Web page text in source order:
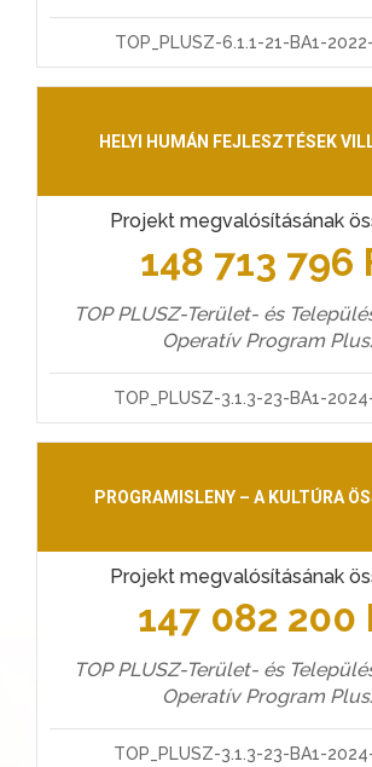
TOP_PLUSZ-6.1.1-21-BA1-
HELYI HUMÁN FEJLESZTÉSEK
Projekt megvalósításának
148 713 796
TOP PLUSZ-Terület- és
Operatív Program
TOP_PLUSZ-3.1.3-23-BA1-
PROGRAMISLENY – A KULTÚRA
Projekt megvalósításának
147 082 200
TOP PLUSZ-Terület- és
Operatív Program
TOP_PLUSZ-3.1.3-23-BA1-